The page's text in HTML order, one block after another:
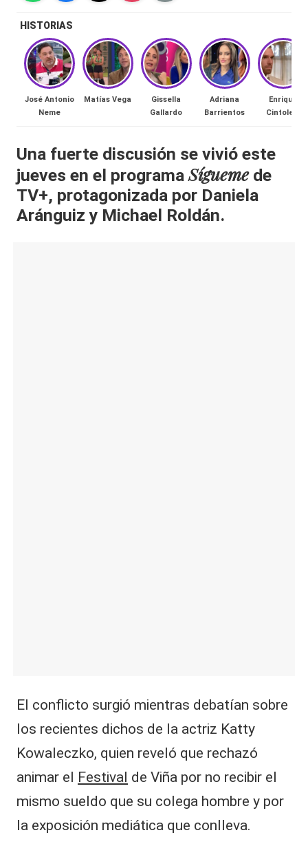
n
🔥
R
it
y
s,
redes
lacvc.com
HISTORIAS
José Antonio
Neme
Matías Vega
Gissella
Gallardo
Adriana
Barrientos
Enrique
Cintolesi
Una fuerte discusión se vivió este
jueves en el programaSíguemede
TV+, protagonizada por Daniela
Aránguiz y Michael Roldán.
El conflicto surgió mientras debatían sobre
los recientes dichos de la actriz Katty
Kowaleczko, quien reveló que rechazó
animar el Festival de Viña por no recibir el
mismo sueldo que su colega hombre y por
la exposición mediática que conlleva.